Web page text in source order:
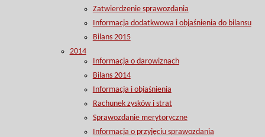
Zatwierdzenie sprawozdania
Informacja dodatkwowa i objaśnienia do bilansu
Bilans 2015
2014
Informacja o darowiznach
Bilans 2014
Informacja i objaśnienia
Rachunek zysków i strat
Sprawozdanie merytoryczne
Informacja o przyjęciu sprawozdania